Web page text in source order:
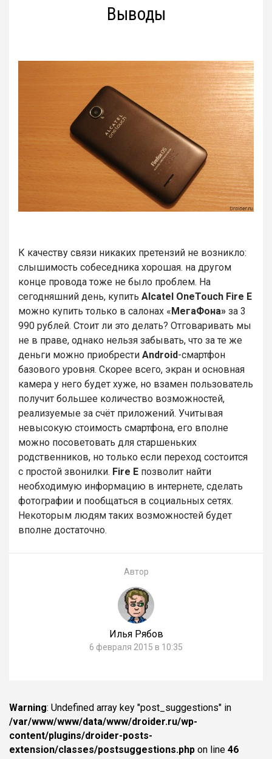
Выводы
К качеству связи никаких претензий не возникло:
слышимость собеседника хорошая. на другом
конце провода тоже не было проблем. На
сегодняшний день, купить Alcatel OneTouch Fire E
можно купить только в салонах «МегаФона» за 3
990 рублей. Стоит ли это делать? Отговаривать мы
не в праве, однако нельзя забывать, что за те же
деньги можно приобрести Android-смартфон
базового уровня. Скорее всего, экран и основная
камера у него будет хуже, но взамен пользователь
получит большее количество возможностей,
реализуемые за счёт приложений. Учитывая
невысокую стоимость смартфона, его вполне
можно посоветовать для старшеньких
родственников, но только если переход состоится
с простой звонилки. Fire E позволит найти
необходимую информацию в интернете, сделать
фотографии и пообщаться в социальных сетях.
Некоторым людям таких возможностей будет
вполне достаточно.
Автор
Илья Рябов
6 февраля 2015 в 10:35
Warning: Undefined array key "post_suggestions" in
/var/www/www/data/www/droider.ru/wp-
content/plugins/droider-posts-
extension/classes/postsuggestions.php on line 46